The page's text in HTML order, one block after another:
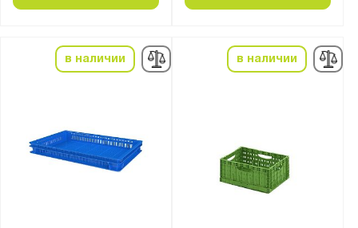
в наличии в наличии